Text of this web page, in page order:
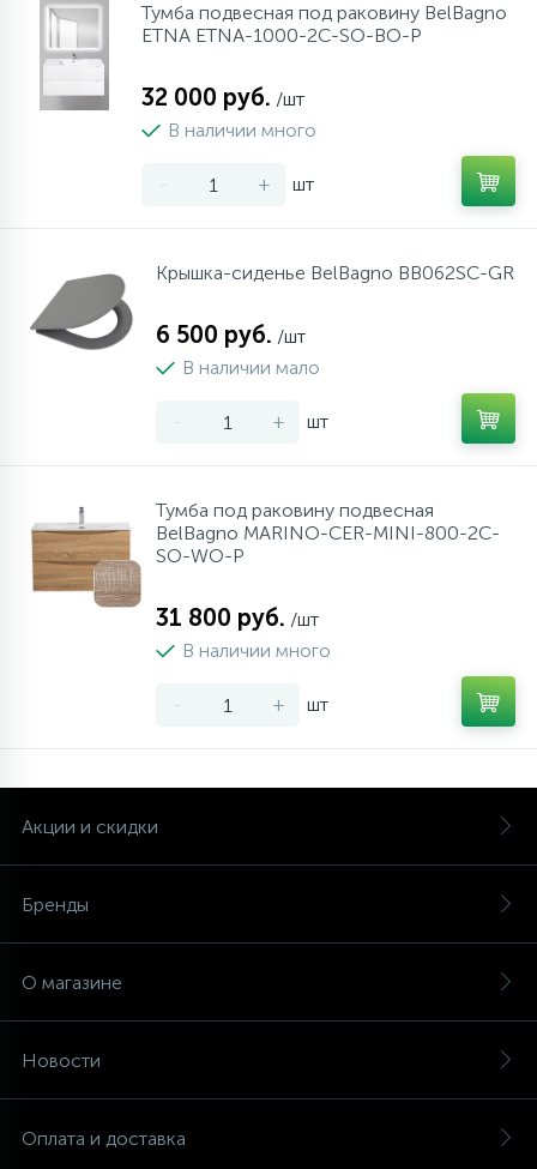
Тумба подвесная под раковину BelBagno
ETNA ETNA-1000-2C-SO-BO-P
32 000 руб. /шт
В наличии много
- + шт
Крышка-сиденье BelBagno BB062SC-GR
6 500 руб. /шт
В наличии мало
- + шт
Тумба под раковину подвесная
BelBagno MARINO-CER-MINI-800-2C-
SO-WO-P
31 800 руб. /шт
В наличии много
- + шт
Акции и скидки
Бренды
О магазине
Новости
Оплата и доставка